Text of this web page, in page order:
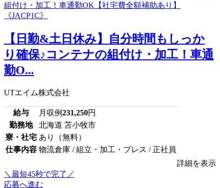
【日勤&土日休み】自分時間もしっか
り確保♪コンテナの組付け・加工！車通
勤O...
UTエイム株式会社
給与 月収例231,250円
勤務地
北海道 苫小牧市
寮・社宅 あり（無料）
仕事内容 物流倉庫 / 組立・加工・プレス / 正社員
詳細を表示
＼最短45秒で完了／
応募へ進む